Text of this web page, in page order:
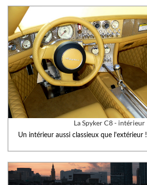
La Spyker C8 - intérieur
Un intérieur aussi classieux que l'extérieur !